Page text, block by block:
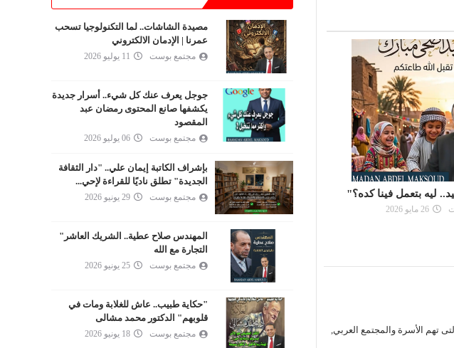
اصطياد الضحايا
وطرق التخلص منه
السياحة السوداء: بين فضول الاكتشاف
وحدود الأخلاق
الأمانة مش بس محفظة
تهم الأسرة والمجتمع العربي,
مصيدة الشاشات.. لما التكنولوجيا تسحب
عمرنا | الإدمان الالكتروني
مجتمع بوست 11 يوليو 2026
جوجل يعرف عنك كل شيء.. أسرار جديدة
يكشفها صانع المحتوى رمضان عبد
المقصود
مجتمع بوست 06 يوليو 2026
بإشراف الكاتبة إيمان علي.. "دار الثقافة
الجديدة" تطلق ناديًا للقراءة لإحي...
مجتمع بوست 29 يونيو 2026
المهندس صلاح عطية.. الشريك العاشر"
التجارة مع الله
مجتمع بوست 25 يونيو 2026
"حكاية طبيب.. عاش للغلابة ومات في
قلوبهم" الدكتور محمد مشالى
مجتمع بوست 18 يونيو 2026